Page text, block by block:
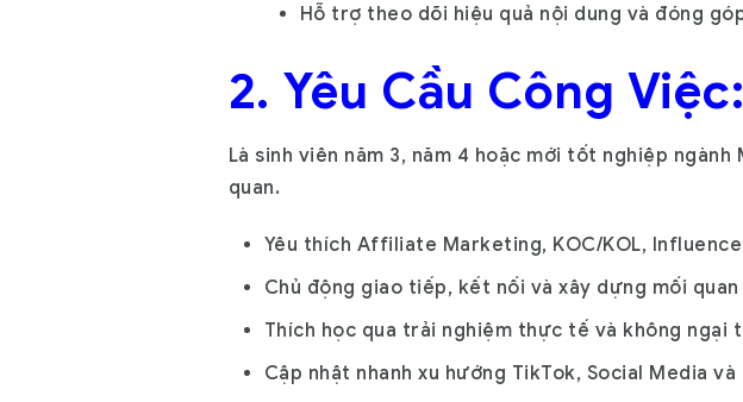
Hỗ trợ theo dõi hiệu quả nội dung và đóng
2. Yêu Cầu Công Việc:
Là sinh viên năm 3, năm 4 hoặc mới tốt nghiệp
quan.
Yêu thích Affiliate Marketing, KOC/KOL,
Chủ động giao tiếp, kết nối và xây dựng mối quan
Thích học qua trải nghiệm thực tế và không ngại
Cập nhật nhanh xu hướng TikTok, Social Media